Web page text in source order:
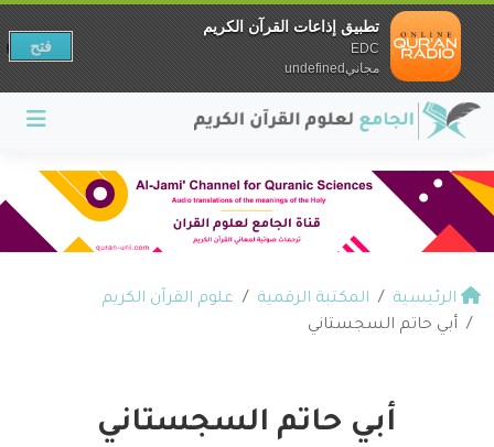
الرئيسية المكتبة الرقمية
علوم القرآن الكريم
أبي حاتم السجستاني
أبي حاتم السجستاني
تطبيق إذاعات القرآن الكريم
EDC
مجانيundefined
فتح